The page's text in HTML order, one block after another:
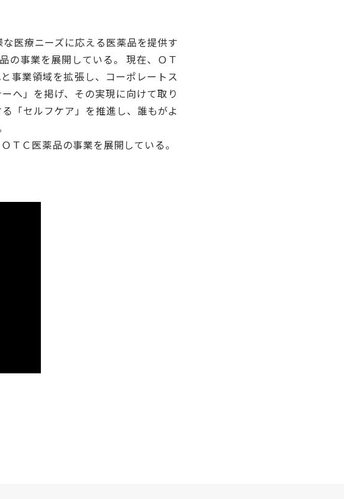
医療ニーズに応える医薬品を提供す
の事業を展開している。 現在、ＯＴ
事業領域を拡張し、コーポレートス
へ」を掲げ、その実現に向けて取り
「セルフケア」を推進し、誰もがよ
ＴＣ医薬品の事業を展開している。